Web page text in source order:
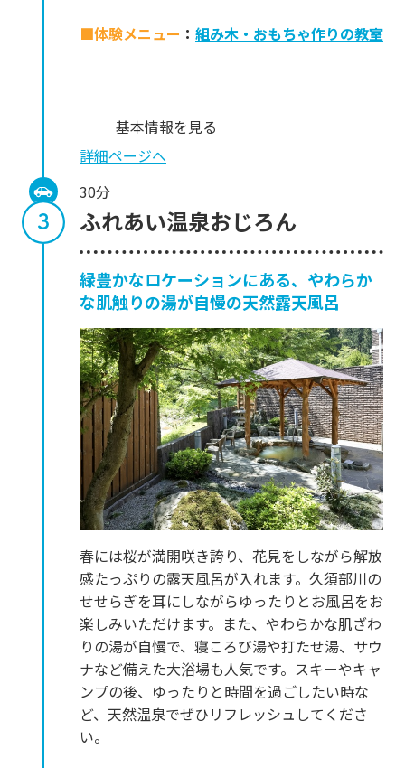
■体験メニュー ： 組み木・おもちゃ作りの教室
基本情報を見る
詳細ページへ
30分
ふれあい温泉おじろん
緑豊かなロケーションにある、やわらか
な肌触りの湯が自慢の天然露天風呂
春には桜が満開咲き誇り、花見をしながら解放
感たっぷりの露天風呂が入れます。久須部川の
せせらぎを耳にしながらゆったりとお風呂をお
楽しみいただけます。また、やわらかな肌ざわ
りの湯が自慢で、寝ころび湯や打たせ湯、サウ
ナなど備えた大浴場も人気です。スキーやキャ
ンプの後、ゆったりと時間を過ごしたい時な
ど、天然温泉でぜひリフレッシュしてくださ
い。